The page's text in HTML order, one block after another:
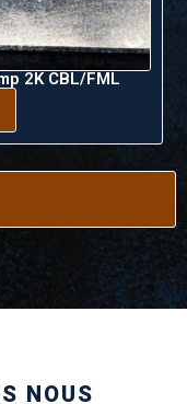
2K CBL/FML
NOUS